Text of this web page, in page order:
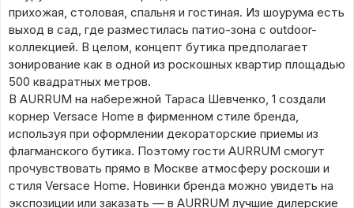
прихожая, столовая, спальня и гостиная. Из шоурума есть
выход в сад, где разместилась патио-зона с outdoor-
коллекцией. В целом, концепт бутика предполагает
зонирование как в одной из роскошных квартир площадью
500 квадратных метров.
В AURRUM на набережной Тараса Шевченко, 1 создали
корнер Versace Home в фирменном стиле бренда,
используя при оформлении декораторские приемы из
флагманского бутика. Поэтому гости AURRUM смогут
прочувствовать прямо в Москве атмосферу роскоши и
стиля Versace Home. Новинки бренда можно увидеть на
экспозиции или заказать — в AURRUM лучшие дилерские